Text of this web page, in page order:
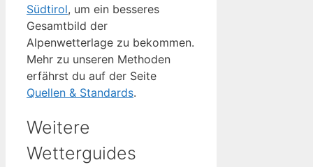
Südtirol, um ein besseres
Gesamtbild der
Alpenwetterlage zu bekommen.
Mehr zu unseren Methoden
erfährst du auf der Seite
Quellen & Standards.
Weitere
Wetterguides